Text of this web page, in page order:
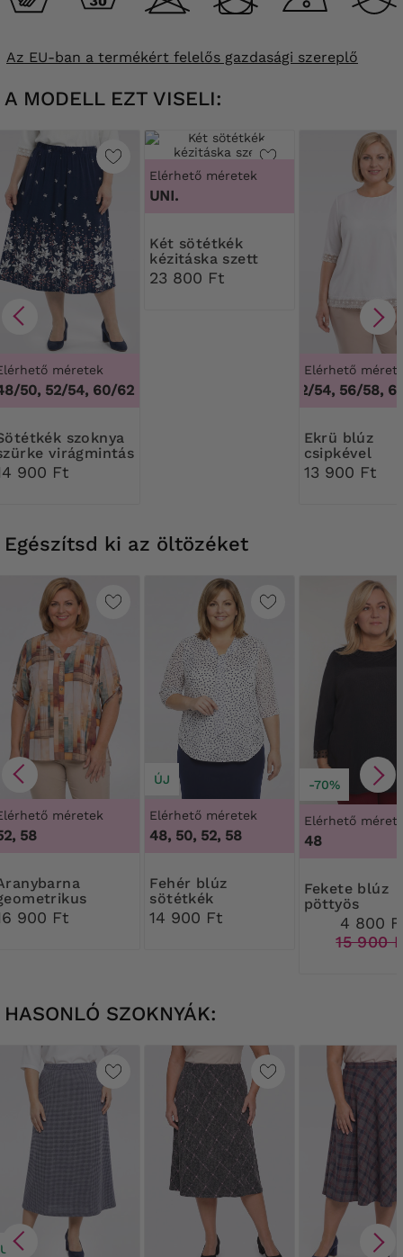
Az EU-ban a termékért felelős gazdasági szereplő
A MODELL EZT VISELI:
méretek
50, 52/54, 60/62
virágmintás
900 Ft
Elérhető méretek
UNI.
Két sötétkék
kézitáska szett
23 800 Ft
Elérhető
48/50, 52/54, 56/58,
Ekrü blúz
csipkével
13 900 Ft
Egészítsd ki az öltözéket
méretek
58
blúz
900 Ft
ÚJ
Elérhető méretek
48, 50, 52, 58
Fehér blúz
sötétkék
pöttyökkel és
megkötőkkel
14 900 Ft
-70%
Elérhető
48
Fekete blúz
pöttyös
4 800
15 900
HASONLÓ SZOKNYÁK:
ÚJ